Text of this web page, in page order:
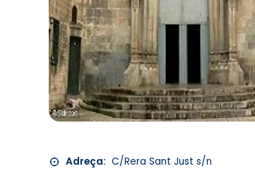
Adreça: C/Rera Sant Just s/n